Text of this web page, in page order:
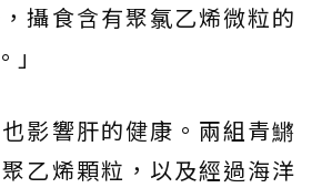
攝食含有聚氯乙烯微粒的
影響肝的健康。兩組青鱂
乙烯顆粒，以及經過海洋